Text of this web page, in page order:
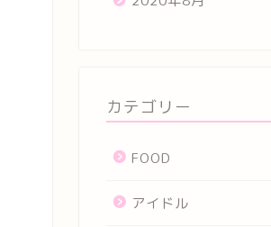
カテゴリー
FOOD
アイドル